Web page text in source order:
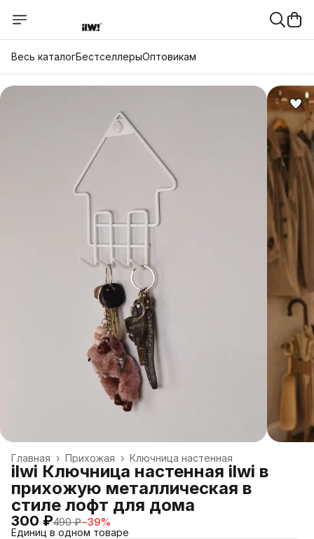
Весь каталогБестселлерыОптовикам
Ключница настенная
Прихожая ›
Главная ›
ilwi Ключница настенная ilwi в
прихожую металлическая в
стиле лофт для дома
300 ₽490 ₽−39%
Единиц в одном товаре